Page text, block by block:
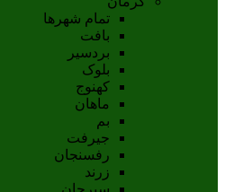
تمام شهر‌ها
بافت
بردسیر
بلوک
کهنوج
ماهان
بم
جيرفت
رفسنجان
زرند
سيرجان